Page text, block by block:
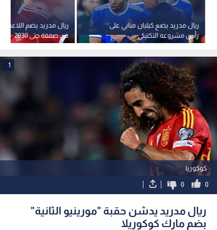
ريال مدريد يضم اللاعب
في صفقة حتى 2030
ريال مدريد يضع كيليان مبابي على
رأس مشروعه التكتيكي
كوكوريا
1
0
0
ريال مدريد يدشن حقبة "مورينيو الثانية"
بضم مارك كوكوريلا